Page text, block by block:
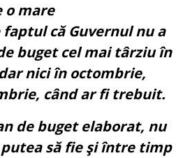
o mare
că Guvernul nu a
buget cel mai târziu în
nici în octombrie,
când ar fi trebuit.
de buget elaborat, nu
să fie şi între timp